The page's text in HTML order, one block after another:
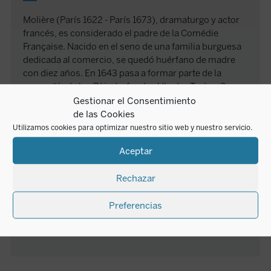
Gestionar el Consentimiento
de las Cookies
Utilizamos cookies para optimizar nuestro sitio web y nuestro servicio.
Aceptar
Rechazar
Preferencias
Molière (París 1622 - París 1673), dramaturgo y actor
francés, es considerado el padre de la Comédie
Française. Nacido en el seno de una familia burguesa
dedicada al comercio, se quedó huérfano de madre
con diez años. En 1643 pasa a formar parte de la
compañía de los Bèjart y funda el Ilustre Teatro. Sus
comedias iniciales fueron:Las preciosas ridículas
Escuela de mujeres, ambas de gran éxito. Otra de sus
obra,Tartufo , causó un gran revuelo, al denunciar en
ella la hipocresía de la Iglesia, y fue prohibida su
representación durante cinco años. Lo mismo ocurrió
conEl Don Juan, inspirada en la obra deEl burlador de
de Tirso de Molina, para muchos su obra
célebre, que sólo tuvo quince representaciones. Entre
sus últimos trabajos destacanEl misántropo
oEl médico a palos.